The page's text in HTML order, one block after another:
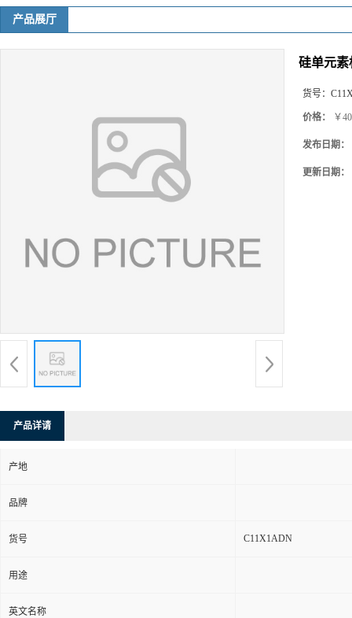
产品展厅
硅单元素
货号：
价格： ￥
发布日期：
更新日期：
产品详请
产地
品牌
货号 C11X1ADN
用途
英文名称